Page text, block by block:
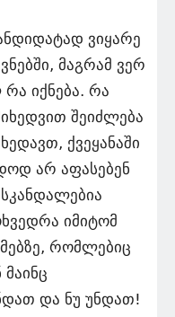
ვიყარე
მაგრამ ვერ
რა იქნება. რა
შეიძლება
ქვეყანაში
არ აფასებენ
იმიტომ
რომლებიც
მაინც
და ნუ უნდათ!